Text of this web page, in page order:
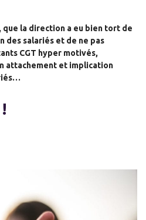
la direction a eu bien tort de
des salariés et de ne pas
CGT hyper motivés,
attachement et implication